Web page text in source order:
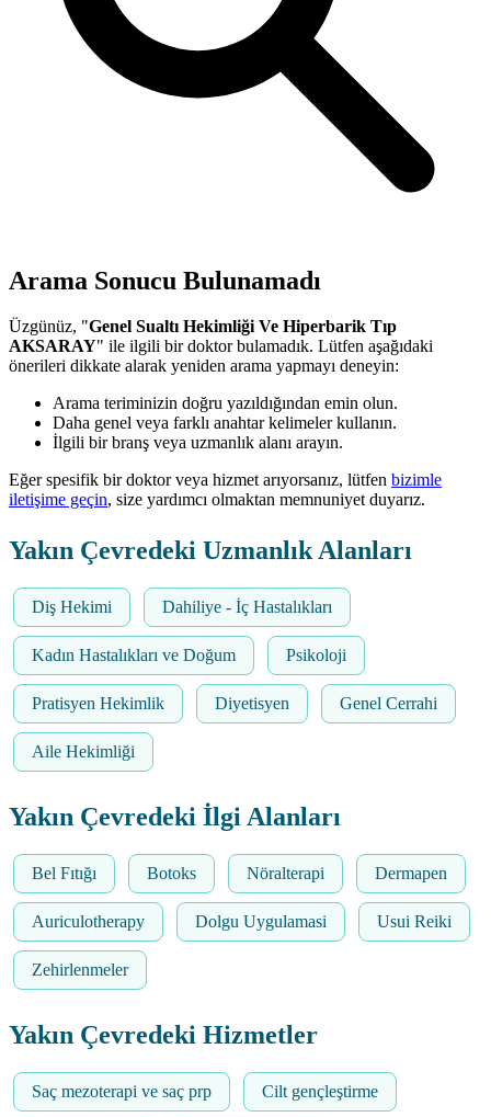
Arama Sonucu Bulunamadı
Üzgünüz, "Genel Sualtı Hekimliği Ve Hiperbarik Tıp
AKSARAY" ile ilgili bir doktor bulamadık. Lütfen aşağıdaki
önerileri dikkate alarak yeniden arama yapmayı deneyin:
Arama teriminizin doğru yazıldığından emin olun.
Daha genel veya farklı anahtar kelimeler kullanın.
İlgili bir branş veya uzmanlık alanı arayın.
Eğer spesifik bir doktor veya hizmet arıyorsanız, lütfen bizimle
iletişime geçin, size yardımcı olmaktan memnuniyet duyarız.
Yakın Çevredeki Uzmanlık Alanları
Diş Hekimi Dahiliye - İç Hastalıkları
Kadın Hastalıkları ve Doğum Psikoloji
Pratisyen Hekimlik Diyetisyen Genel Cerrahi
Aile Hekimliği
Yakın Çevredeki İlgi Alanları
Bel Fıtığı Botoks Nöralterapi Dermapen
Auriculotherapy Dolgu Uygulamasi Usui Reiki
Zehirlenmeler
Yakın Çevredeki Hizmetler
Saç mezoterapi ve saç prp Cilt gençleştirme